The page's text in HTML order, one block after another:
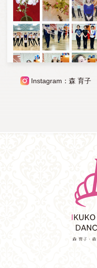
Instagram：森 育子